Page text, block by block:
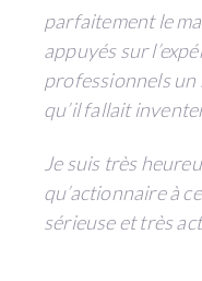
parfaitement le
appuyés sur
professionnels un
qu’il fallait
Je suis très
qu’actionnaire à
sérieuse et très